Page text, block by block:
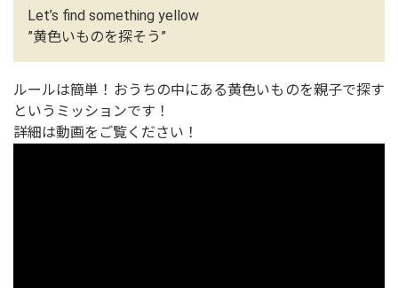
Let’s find something yellow
”黄色いものを探そう”
ルールは簡単！おうちの中にある黄色いものを親子で探す
というミッションです！
詳細は動画をご覧ください！